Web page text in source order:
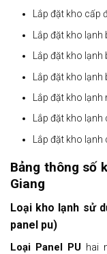
Lắp đặt kho cấp
Lắp đặt kho
Lắp đặt kho
Lắp đặt kho
Lắp đặt kho lạnh
Lắp đặt kho lạnh
Lắp đặt kho
Bảng thông số
Giang
Loại kho lạnh sử
panel pu)
Loại Panel PU hai